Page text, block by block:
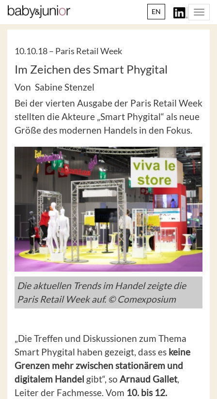
EN
10.10.18 – Paris Retail Week
Im Zeichen des Smart Phygital
Von Sabine Stenzel
Bei der vierten Ausgabe der Paris Retail Week
stellten die Akteure „Smart Phygital“ als neue
Größe des modernen Handels in den Fokus.
Die aktuellen Trends im Handel zeigte die
Paris Retail Week auf. © Comexposium
„Die Treffen und Diskussionen zum Thema
Smart Phygital haben gezeigt, dass es keine
Grenzen mehr zwischen stationärem und
digitalem Handel gibt“, so Arnaud Gallet,
Leiter der Fachmesse. Vom 10. bis 12.